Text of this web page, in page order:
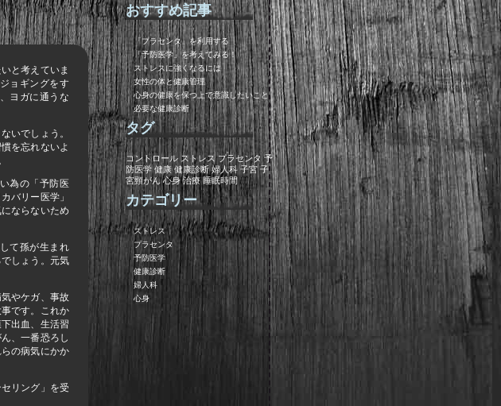
と考えていま
ョギングをす
ヨガに通うな
いでしょう。
を忘れないよ
為の「予防医
バリー医学」
ならないため
て孫が生まれ
しょう。元気
やケガ、事故
です。これか
出血、生活習
、一番恐ろし
の病気にかか
リング」を受
おすすめ記事
「プラセンタ」を利用する
「予防医学」を考えてみる！
ストレスに強くなるには
女性の体と健康管理
心身の健康を保つ上で意識したいこと
必要な健康診断
タグ
コントロール ストレス プラセンタ 予
防医学 健康 健康診断 婦人科 子宮 子
宮頸がん 心身 治療 睡眠時間
カテゴリー
ストレス
プラセンタ
予防医学
健康診断
婦人科
心身